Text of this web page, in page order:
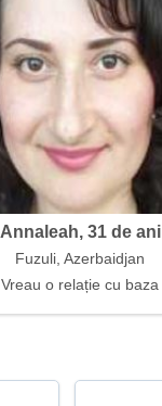
Annaleah, 31 de ani
Fuzuli, Azerbaidjan
Vreau o relație cu baza